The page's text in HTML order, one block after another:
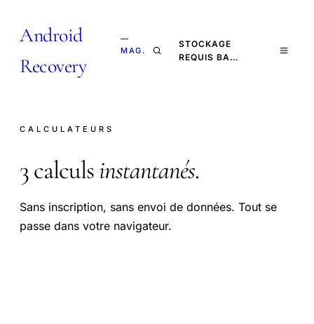
Android
Recovery
—
MAG.
STOCKAGE
REQUIS BA…
CALCULATEURS
3 calculsinstantanés.
Sans inscription, sans envoi de données. Tout se
passe dans votre navigateur.